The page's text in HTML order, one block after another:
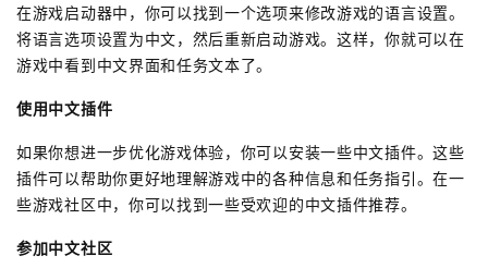
在游戏启动器中，你可以找到一个选项来修改游戏的语言设置。
将语言选项设置为中文，然后重新启动游戏。这样，你就可以在
游戏中看到中文界面和任务文本了。
使用中文插件
如果你想进一步优化游戏体验，你可以安装一些中文插件。这些
插件可以帮助你更好地理解游戏中的各种信息和任务指引。在一
些游戏社区中，你可以找到一些受欢迎的中文插件推荐。
参加中文社区